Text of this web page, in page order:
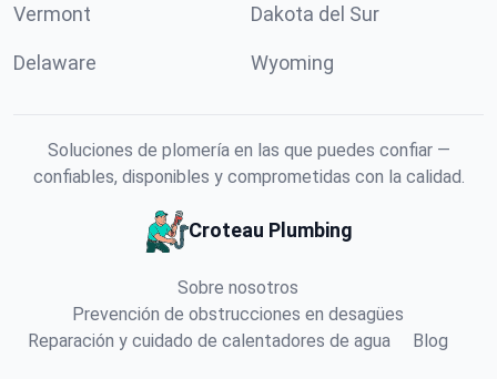
Vermont Dakota del Sur
Delaware Wyoming
Soluciones de plomería en las que puedes confiar —
confiables, disponibles y comprometidas con la calidad.
Croteau Plumbing
Sobre nosotros
Prevención de obstrucciones en desagües
Reparación y cuidado de calentadores de agua
Blog